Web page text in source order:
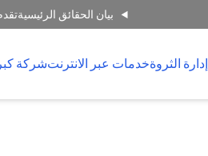
بيان الحقائق الرئيسية
إدارة الثروةخدمات عبر الانترنتشركة